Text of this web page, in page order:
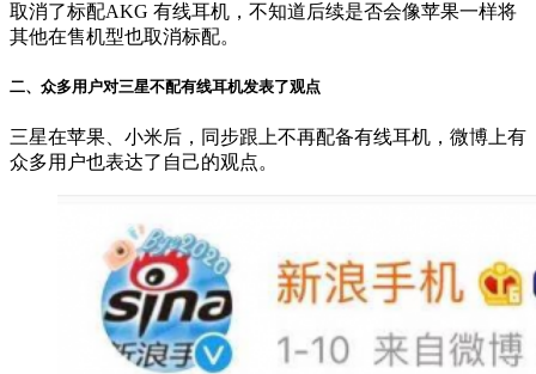
取消了标配AKG 有线耳机，不知道后续是否会像苹果一样将
其他在售机型也取消标配。
二、众多用户对三星不配有线耳机发表了观点
三星在苹果、小米后，同步跟上不再配备有线耳机，微博上有
众多用户也表达了自己的观点。